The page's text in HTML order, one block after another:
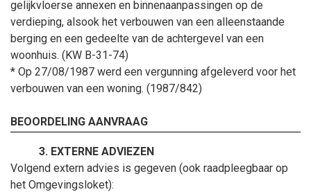
gelijkvloerse annexen en binnenaanpassingen op de
verdieping, alsook het verbouwen van een alleenstaande
berging en een gedeelte van de achtergevel van een
woonhuis. (KW B-31-74)
* Op 27/08/1987 werd een vergunning afgeleverd voor het
verbouwen van een woning. (1987/842)
BEOORDELING AANVRAAG
EXTERNE ADVIEZEN
Volgend extern advies is gegeven (ook raadpleegbaar op
het Omgevingsloket):